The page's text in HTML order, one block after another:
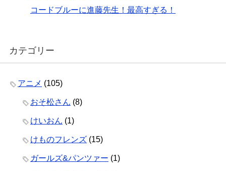
コードブルーに進藤先生！最高すぎる！
カテゴリー
アニメ (105)
おそ松さん (8)
けいおん (1)
けものフレンズ (15)
ガールズ&パンツァー (1)